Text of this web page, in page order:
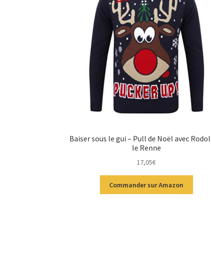
Baiser sous le gui – Pull de Noël avec
le Renne
17,05€
Commander sur Amazon